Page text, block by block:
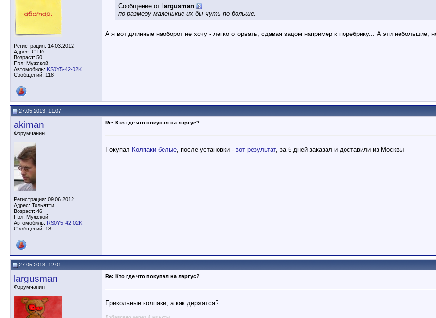
Регистрация: 14.03.2012
Адрес: С-Пб
Возраст: 50
Пол: Мужской
Автомобиль: KS0Y5-42-02K
Сообщений: 118
Сообщение от largusman
по размеру маленькие их бы чуть по больше.
А я вот длинные наоборот не хочу - легко оторвать, сдавая задом например к поребрику... А эти небольшие,
27.05.2013, 11:07
akiman
Форумчанин
Регистрация: 09.06.2012
Адрес: Тольятти
Возраст: 46
Пол: Мужской
Автомобиль: RS0Y5-42-02K
Сообщений: 18
Re: Кто где что покупал на ларгус?
Покупал Колпаки белые, после установки - вот результат, за 5 дней заказал и доставили из Москвы
27.05.2013, 12:01
largusman
Форумчанин
Re: Кто где что покупал на ларгус?
Прикольные колпаки, а как держатся?
Добавлено через 4 минуты